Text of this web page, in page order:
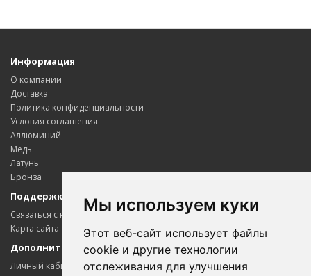
Мы используем куки
Этот веб-сайт использует файлы
cookie и другие технологии
отслеживания для улучшения
Информация
О компании
Доставка
Политика конфиденциальности
Условия соглашения
Аллюминий
Медь
Латунь
Бронза
Поддержка клиентов
Связаться с нами
Карта сайта
Дополнительно
Личный кабинет